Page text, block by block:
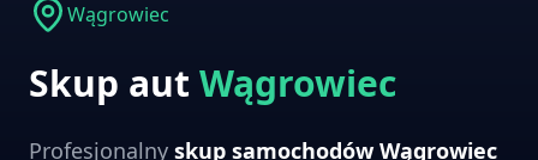
Wągrowiec
Skup aut Wągrowiec
Profesjonalny skup samochodówWągrowiec